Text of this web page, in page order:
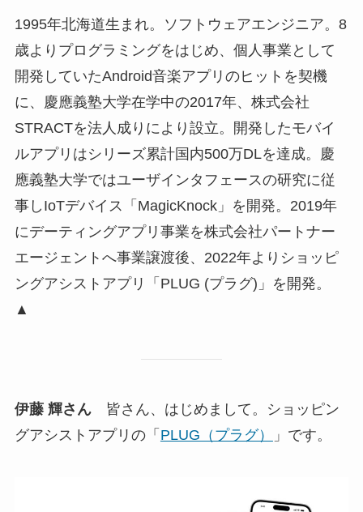
1995年北海道生まれ。ソフトウェアエンジニア。8
歳よりプログラミングをはじめ、個人事業として
開発していたAndroid音楽アプリのヒットを契機
に、慶應義塾大学在学中の2017年、株式会社
STRACTを法人成りにより設立。開発したモバイ
ルアプリはシリーズ累計国内500万DLを達成。慶
應義塾大学ではユーザインタフェースの研究に従
事しIoTデバイス「MagicKnock」を開発。2019年
にデーティングアプリ事業を株式会社パートナー
エージェントへ事業譲渡後、2022年よりショッピ
ングアシストアプリ「PLUG (プラグ)」を開発。
▲
伊藤 輝さん皆さん、はじめまして。ショッピン
グアシストアプリの「 PLUG（プラグ） 」です。